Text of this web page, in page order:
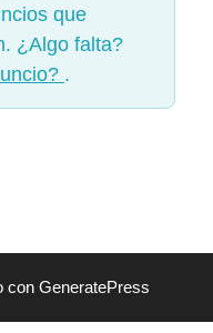
que
¿Algo falta?
.
con GeneratePress